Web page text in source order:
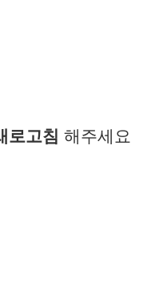
로고침 해주세요